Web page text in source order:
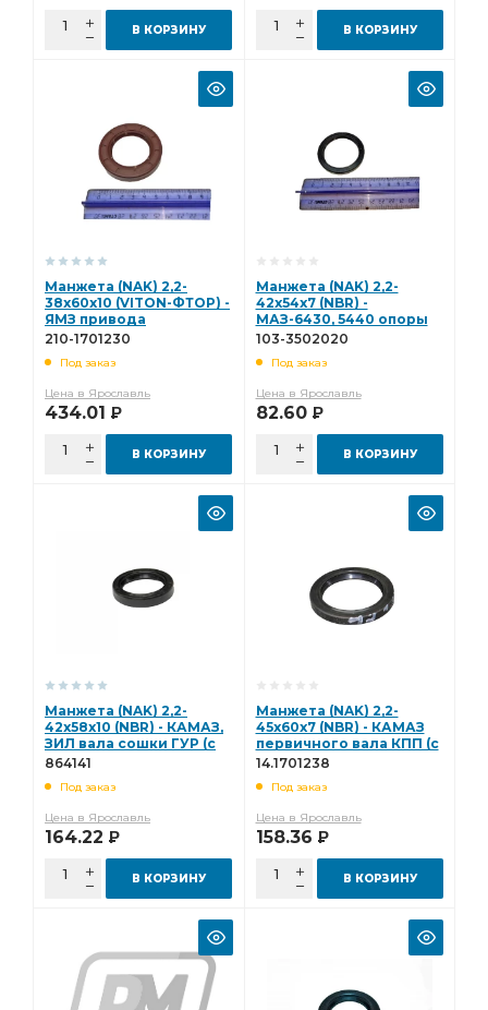
В КОРЗИНУ В КОРЗИНУ
Манжета (NAK) 2,2-
38х60х10 (VITON-ФТОР) -
ЯМЗ привода
вентилятора (с
210-1701230
Под заказ
Цена в Ярославль
434.01 Р
В КОРЗИНУ
Манжета (NAK) 2,2-
42х54х7 (NBR) -
МАЗ-6430, 5440 опоры
разжимного кулака (с
3502020
103-3502020
Под заказ
Цена в Ярославль
82.60 Р
В КОРЗИНУ
Манжета (NAK) 2,2-
42х58х10 (NBR) - КАМАЗ,
ЗИЛ вала сошки ГУР (с
пыльником) 864141
864141
Под заказ
Цена в Ярославль
164.22 Р
В КОРЗИНУ
Манжета (NAK) 2,2-
45х60х7 (NBR) - КАМАЗ
первичного вала КПП (с
пыльником) 14.1701238
14.1701238
Под заказ
Цена в Ярославль
158.36 Р
В КОРЗИНУ